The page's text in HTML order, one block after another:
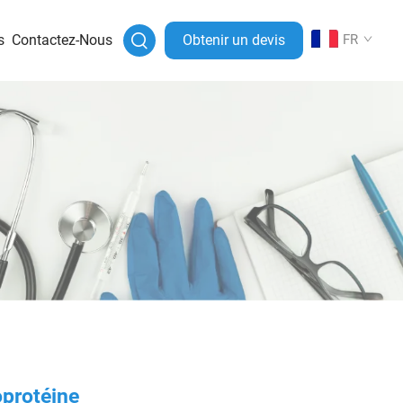
Contactez-Nous Obtenir un devis FR